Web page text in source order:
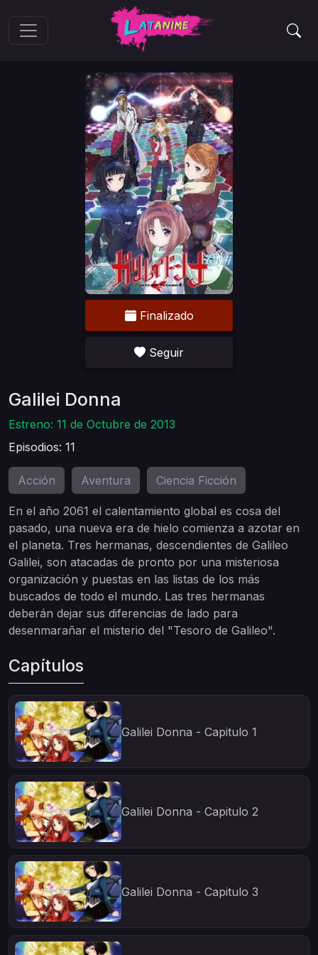
Finalizado
Seguir
Galilei Donna
Estreno: 11 de Octubre de 2013
Episodios: 11
Acción Aventura Ciencia Ficción
En el año 2061 el calentamiento global es cosa del
pasado, una nueva era de hielo comienza a azotar en
el planeta. Tres hermanas, descendientes de Galileo
Galilei, son atacadas de pronto por una misteriosa
organización y puestas en las listas de los más
buscados de todo el mundo. Las tres hermanas
deberán dejar sus diferencias de lado para
desenmarañar el misterio del "Tesoro de Galileo".
Capítulos
Galilei Donna - Capitulo 1
Galilei Donna - Capitulo 2
Galilei Donna - Capitulo 3